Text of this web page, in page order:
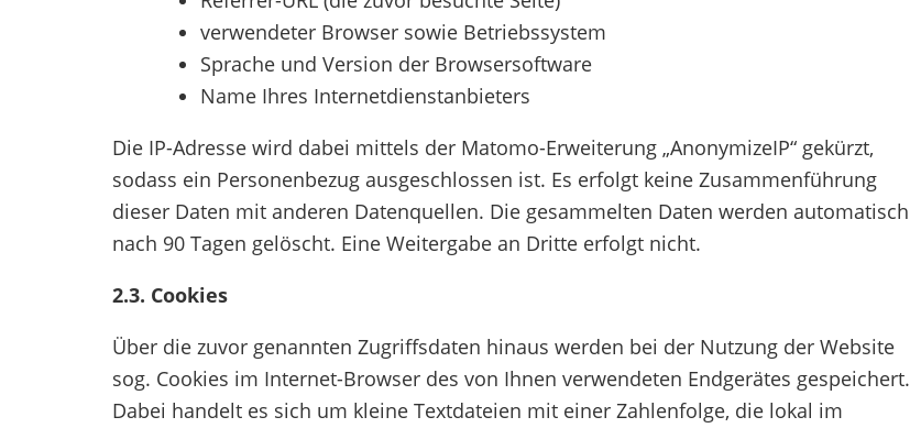
verwendeter Browser sowie Betriebssystem
Sprache und Version der Browsersoftware
Name Ihres Internetdienstanbieters
Die IP-Adresse wird dabei mittels der Matomo-Erweiterung „AnonymizeIP“ gekürzt,
sodass ein Personenbezug ausgeschlossen ist. Es erfolgt keine Zusammenführung
dieser Daten mit anderen Datenquellen. Die gesammelten Daten werden automatisch
nach 90 Tagen gelöscht. Eine Weitergabe an Dritte erfolgt nicht.
2.3. Cookies
Über die zuvor genannten Zugriffsdaten hinaus werden bei der Nutzung der Website
sog. Cookies im Internet-Browser des von Ihnen verwendeten Endgerätes gespeichert.
Dabei handelt es sich um kleine Textdateien mit einer Zahlenfolge, die lokal im